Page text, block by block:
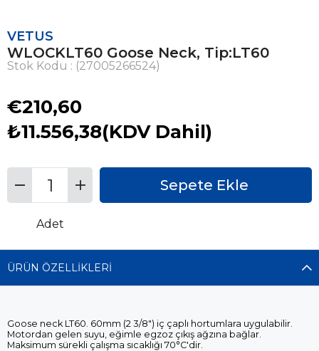
VETUS
WLOCKLT60 Goose Neck, Tip:LT60
Stok Kodu (27005266524)
€210,60
₺11.556,38(KDV Dahil)
Adet
ÜRÜN ÖZELLIKLERI
Goose neck LT60. 60mm (2 3/8") iç çaplı hortumlara uygulabilir.
Motordan gelen suyu, eğimle egzoz çıkış ağzına bağlar.
Maksimum sürekli çalışma sıcaklığı 70°C'dir.